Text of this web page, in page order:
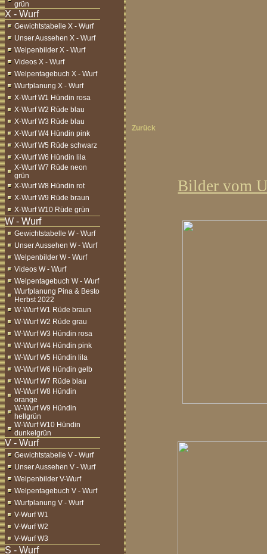
grün
Gewichtstabelle X - Wurf
Unser Aussehen X - Wurf
Welpenbilder X - Wurf
Videos X - Wurf
Welpentagebuch X - Wurf
Wurfplanung X - Wurf
X-Wurf W1 Hündin rosa
X-Wurf W2 Rüde blau
X-Wurf W3 Rüde blau
X-Wurf W4 Hündin pink
X-Wurf W5 Rüde schwarz
X-Wurf W6 Hündin lila
X-Wurf W7 Rüde neon
grün
X-Wurf W8 Hündin rot
X-Wurf W9 Rüde braun
X-Wurf W10 Rüde grün
Gewichtstabelle W - Wurf
Unser Aussehen W - Wurf
Welpenbilder W - Wurf
Videos W - Wurf
Welpentagebuch W - Wurf
Wurfplanung Pina & Besto
Herbst 2022
W-Wurf W1 Rüde braun
W-Wurf W2 Rüde grau
W-Wurf W3 Hündin rosa
W-Wurf W4 Hündin pink
W-Wurf W5 Hündin lila
W-Wurf W6 Hündin gelb
W-Wurf W7 Rüde blau
W-Wurf W8 Hündin
orange
W-Wurf W9 Hündin
hellgrün
W-Wurf W10 Hündin
dunkelgrün
Gewichtstabelle V - Wurf
Unser Aussehen V - Wurf
Welpenbilder V-Wurf
Welpentagebuch V - Wurf
Wurfplanung V - Wurf
V-Wurf W1
V-Wurf W2
V-Wurf W3
Zurück
Bilder vom